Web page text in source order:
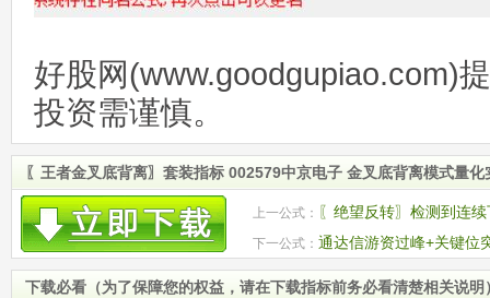
好股网(www.goodgupiao.com)
投资需谨慎。
〖王者金叉底背离〗套装指标 002579中京电子 金叉底背离模式量
上一公式： 〖绝望反转〗检测到连
出买入信号
下一公式： 通达信游资过峰+关键位
势 源码
下载必看（为了保障您的权益，请在下载指标前务必看清楚相关说明